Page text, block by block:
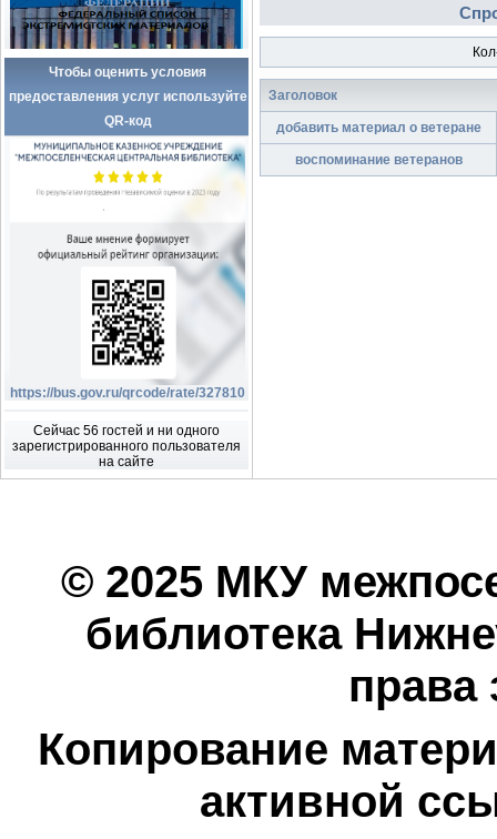
Чтобы оценить условия
предоставления услуг используйте
QR-код
https://bus.gov.ru/qrcode/rate/327810
Сейчас 56 гостей и ни одного
зарегистрированного пользователя
на сайте
Заголовок
добавить материал о ветеране
воспоминание ветеранов
© 2025 МКУ
библиотека
Копирование
активной